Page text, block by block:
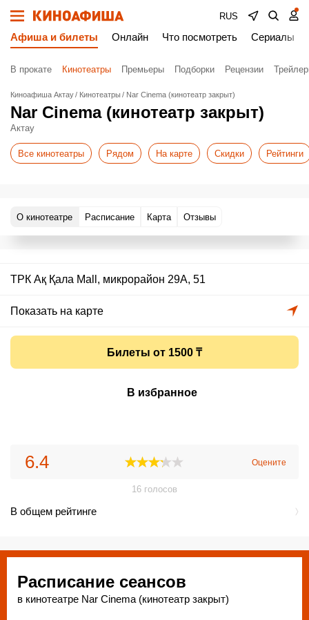
RUS
Афиша и билеты Онлайн Что посмотреть Сериалы
В прокате Кинотеатры Премьеры Подборки Рецензии
Киноафиша Актау Кинотеатры Nar Cinema (кинотеатр закрыт)
Nar Cinema (кинотеатр закрыт)
Актау
Все кинотеатры Рядом На карте Скидки Рейтинги
О кинотеатре Расписание Карта Отзывы
ТРК Ақ Қала Mall, микрорайон 29А, 51
Показать на карте
Билеты от 1500 ₸
В избранное
6.4 Оцените
16 голосов
В общем рейтинге
Расписание сеансов
в кинотеатре Nar Cinema (кинотеатр закрыт)